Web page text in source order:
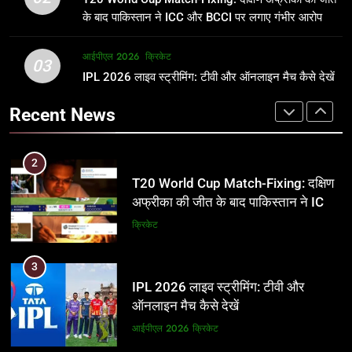
जानकारी
क्रिकेट
2
T20 World Cup Match-Fixing: दक्षिण
3
IPL 2026 लाइव स्ट्रीमिंग: टीवी और
ऑनलाइन मैच कैसे देखें
आईपीएल 2026
4
IPL 2026 टिकट्स: बुकिंग, कीमतें, और
स्टेडियम की पूरी जानकारी
आईपीएल 2026 क्रिकेट
के बाद पाकिस्तान ने ICC और BCCI पर लगाए गंभीर आरोप
03 आईपीएल 2026 क्रिकेट
IPL 2026 लाइव स्ट्रीमिंग: टीवी और ऑनलाइन मैच कैसे देखें
Recent News
समीकरण
T20 वर्ल्ड कप 2026
1
अर्जुन तेंदुलकर की पत्नी सानिया चंडोक:
उम्र, परिवार, करियर और शादी से जुड़ी हर
2
T20 World Cup Match-Fixing: दक्षिण
अफ्रीका की जीत के बाद पाकिस्तान ने ICC
और BCCI पर लगाए गंभीर आरोप
क्रिकेट
3
IPL 2026 लाइव स्ट्रीमिंग: टीवी और
ऑनलाइन मैच कैसे देखें
आईपीएल 2026 क्रिकेट